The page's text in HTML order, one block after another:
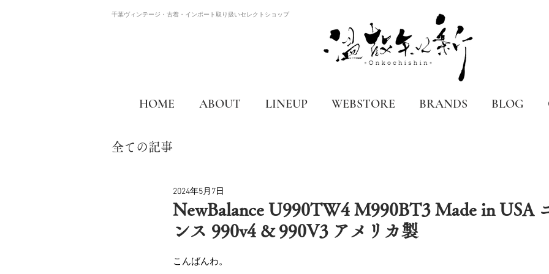
千葉ヴィンテージ・古着・インポート取り扱いセレクトショップ
HOME ABOUT LINEUP WEBSTORE BRANDS BLOG
全ての記事
NewBalance U990TW4 M990BT3 Made in USA
ンス 990v4 & 990V3 アメリカ製
2024年5月7日
こんばんわ。